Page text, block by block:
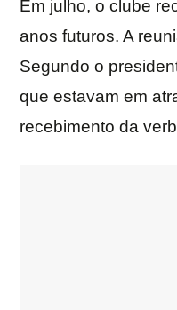
Em julho, o clube
anos futuros. A
Segundo o
que estavam em
recebimento da